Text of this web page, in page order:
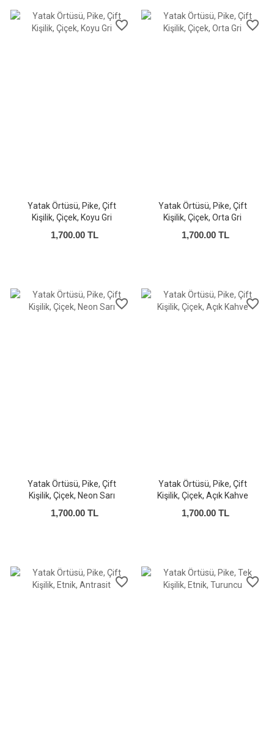
favorite_border
Yatak Örtüsü, Pike, Çift
Kişilik, Çiçek, Koyu Gri
1,700.00 TL
favorite_border
Yatak Örtüsü, Pike, Çift
Kişilik, Çiçek, Orta Gri
1,700.00 TL
favorite_border
Yatak Örtüsü, Pike, Çift
Kişilik, Çiçek, Neon Sarı
1,700.00 TL
favorite_border
Yatak Örtüsü, Pike, Çift
Kişilik, Çiçek, Açık Kahve
1,700.00 TL
favorite_border favorite_border